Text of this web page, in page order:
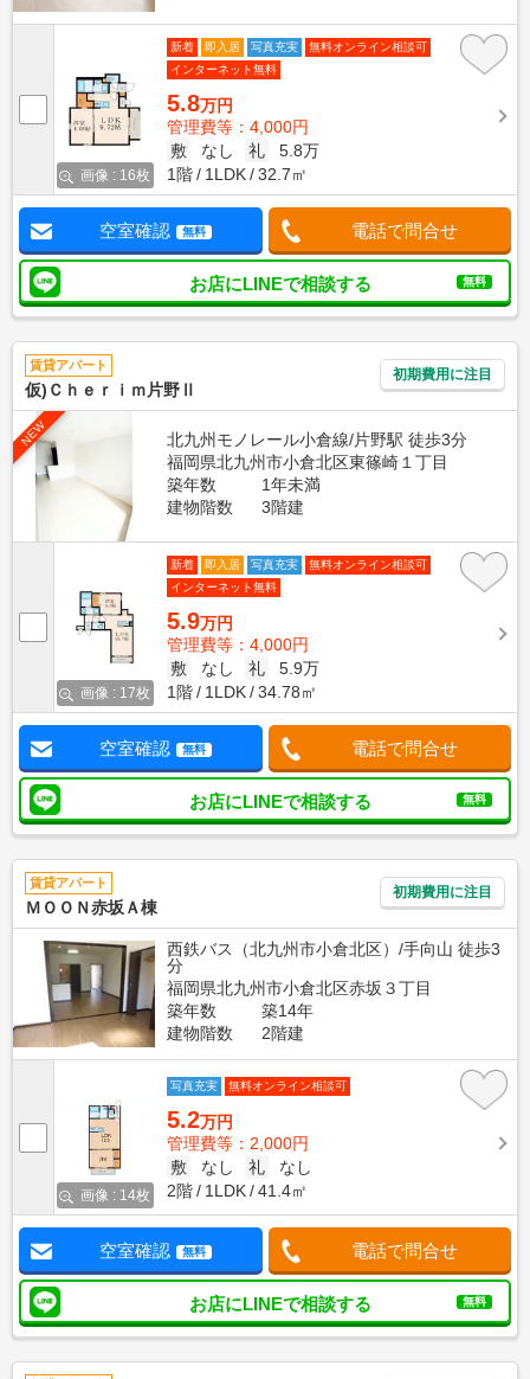
画像 : 16枚
新着 即入居 写真充実
無料オンライン相談可
インターネット無料
5.8万円
管理費等：4,000円
敷
なし 礼
5.8万
1階
1LDK 32.7㎡
空室確認 無料 電話で問合せ
お店にLINEで相談する 無料
賃貸アパート
仮)Ｃｈｅｒｉｍ片野Ⅱ
初期費用に注目
NEW
北九州モノレール小倉線/片野駅 徒歩3分
福岡県北九州市小倉北区東篠崎１丁目
築年数
1年未満
建物階数
3階建
画像 : 17枚
新着 即入居 写真充実
無料オンライン相談可
インターネット無料
5.9万円
管理費等：4,000円
敷
なし 礼
5.9万
1階
1LDK 34.78㎡
空室確認 無料 電話で問合せ
お店にLINEで相談する 無料
賃貸アパート
ＭＯＯＮ赤坂Ａ棟
初期費用に注目
西鉄バス（北九州市小倉北区）/手向山 徒歩3
分
福岡県北九州市小倉北区赤坂３丁目
築年数
築14年
建物階数
2階建
画像 : 14枚
写真充実 無料オンライン相談可
5.2万円
管理費等：2,000円
敷
なし 礼
なし
2階
1LDK 41.4㎡
空室確認 無料 電話で問合せ
お店にLINEで相談する 無料